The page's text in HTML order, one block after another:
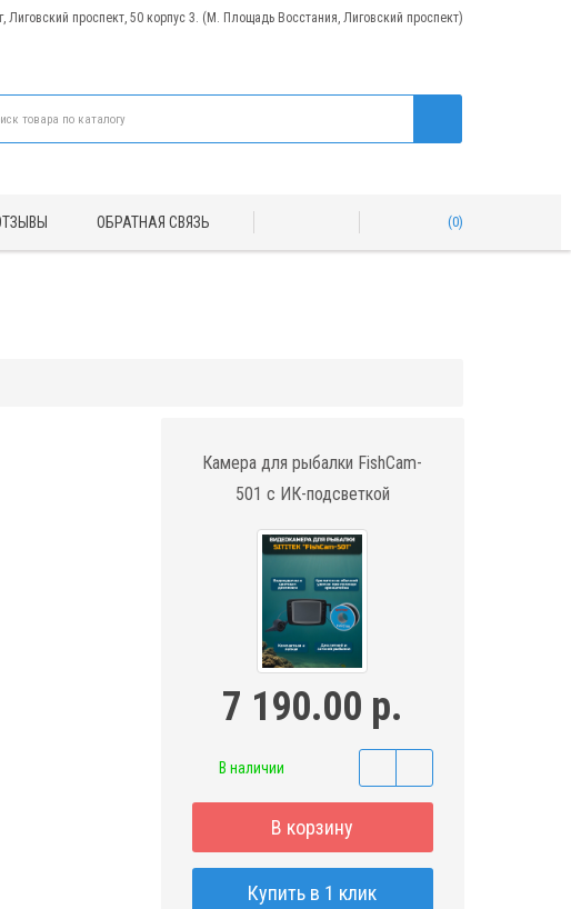
Лиговский проспект, 50 корпус 3. (М. Площадь Восстания, Лиговский проспект)
ОБРАТНАЯ СВЯЗЬ 0
Камера для рыбалки FishCam-
501 с ИК-подсветкой
7 190.00 р.
В наличии
В корзину
Купить в 1 клик